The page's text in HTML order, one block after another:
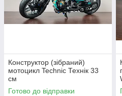
Конструктор (зібраний)
мотоцикл Technic Технік 33
см
Готово до відправки